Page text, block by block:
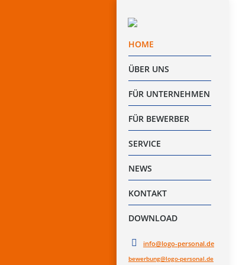
HOME
ÜBER UNS
FÜR UNTERNEHMEN
FÜR BEWERBER
SERVICE
NEWS
KONTAKT
DOWNLOAD
info@logo-personal.de
bewerbung@logo-personal.de